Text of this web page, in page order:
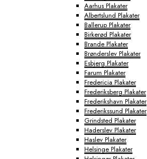
Aarhus Plakater
Albertslund Plakater
Ballerup Plakater
Birkerød Plakater
Brande Plakater
Brønderslev Plakater
Esbjerg Plakater
Farum Plakater
Fredericia Plakater
Frederiksberg Plakater
Frederikshavn Plakater
Frederikssund Plakater
Grindsted Plakater
Haderslev Plakater
Haslev Plakater
Helsinge Plakater